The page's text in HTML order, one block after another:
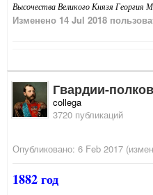
Высочества Великого Князя
Изменено 14 Jul 2018
Гвардии-
collega
3720 публикаций
Опубликовано: 6 Feb 2017
1882 год